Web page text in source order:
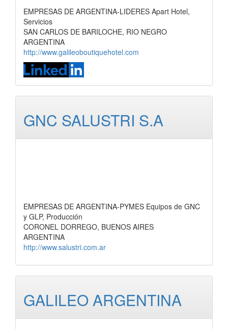
EMPRESAS DE ARGENTINA-LIDERES Apart Hotel,
Servicios
SAN CARLOS DE BARILOCHE, RIO NEGRO
ARGENTINA
http://www.galileoboutiquehotel.com
GNC SALUSTRI S.A
EMPRESAS DE ARGENTINA-PYMES Equipos de GNC
y GLP, Producción
CORONEL DORREGO, BUENOS AIRES
ARGENTINA
http://www.salustri.com.ar
GALILEO ARGENTINA